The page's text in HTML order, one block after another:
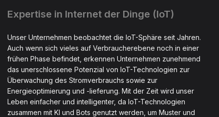
Expertise in Internet der Dinge (IoT)
Unser Unternehmen beobachtet die IoT-Sphäre seit Jahren.
Auch wenn sich vieles auf Verbraucherebene noch in einer
frühen Phase befindet, erkennen Unternehmen zunehmend
das unerschlossene Potenzial von IoT-Technologien zur
Überwachung des Stromverbrauchs sowie zur
Energieoptimierung und -lieferung. Mit der Zeit wird unser
Leben einfacher und intelligenter, da IoT-Technologien
zusammen mit KI und Bots genutzt werden, um Muster und